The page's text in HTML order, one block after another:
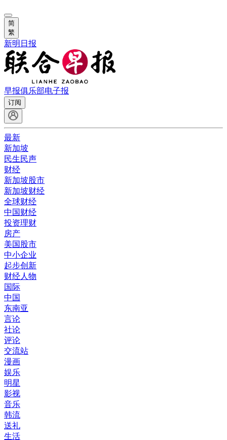
简
繁
新明日报
早报俱乐部电子报
订阅
最新
新加坡
民生民声
财经
新加坡股市
新加坡财经
全球财经
中国财经
投资理财
房产
美国股市
中小企业
起步创新
财经人物
国际
中国
东南亚
言论
社论
评论
交流站
漫画
娱乐
明星
影视
音乐
韩流
送礼
生活